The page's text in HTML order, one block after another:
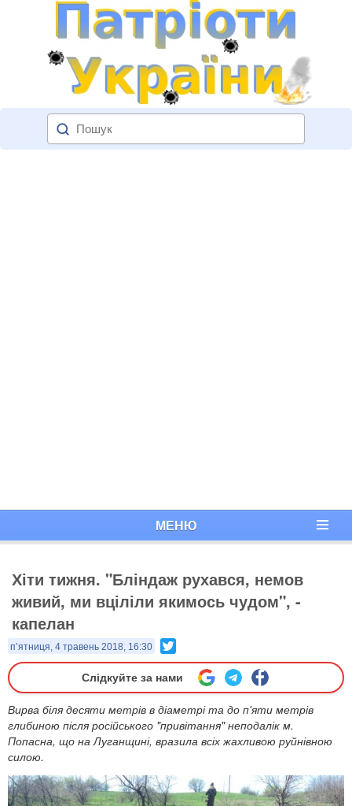
МЕНЮ
Хіти тижня. "Бліндаж рухався, немов
живий, ми вціліли якимось чудом", -
капелан
п’ятниця, 4 травень 2018, 16:30
Слідкуйте за нами
Вирва біля десяти метрів в діаметрі та до п'яти метрів
глибиною після російського "привітання" неподалік м.
Попасна, що на Луганщині, вразила всіх жахливою руйнівною
силою.